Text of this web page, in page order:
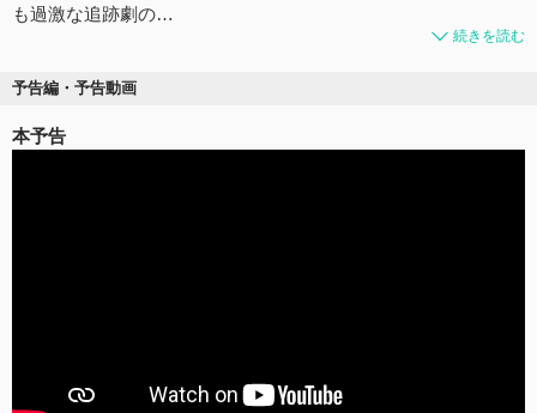
も過激な追跡劇の…
続きを読む
予告編・予告動画
本予告